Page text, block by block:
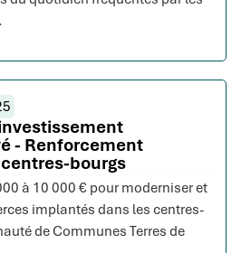
- Renforcement
bourgs
à 10 000 € pour moderniser et
implantés dans les centres-
de Communes Terres de